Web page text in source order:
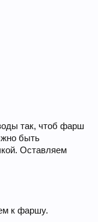
так, чтоб фарш
быть
Оставляем
к фаршу.